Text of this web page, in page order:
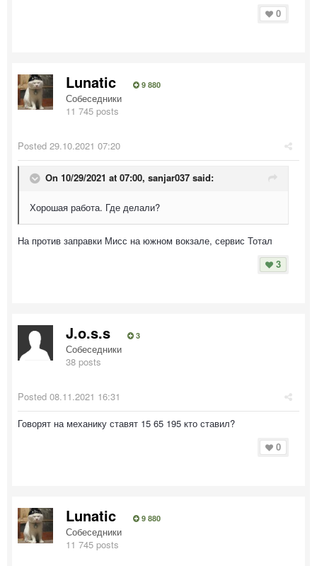
0
Lunatic 9 880
Собеседники
11 745 posts
Posted 29.10.2021 07:20
On 10/29/2021 at 07:00, sanjar037 said:
Хорошая работа. Где делали?
На против заправки Мисс на южном вокзале, сервис Тотал
3
J.o.s.s 3
Собеседники
38 posts
Posted 08.11.2021 16:31
Говорят на механику ставят 15 65 195 кто ставил?
0
Lunatic 9 880
Собеседники
11 745 posts